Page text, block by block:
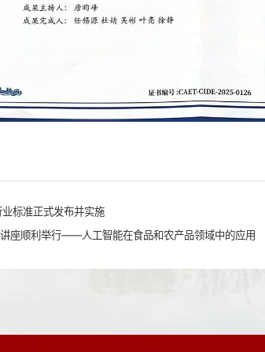
标准正式发布并实施
讲座顺利举行——人工智能在食品和农产品领域中的应用